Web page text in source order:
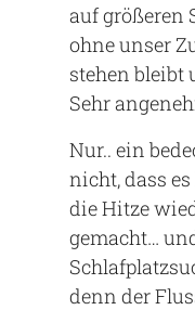
auf größeren
ohne unser
stehen bleibt
Sehr
Nur.. ein
nicht, dass
die Hitze
gemacht…
denn der